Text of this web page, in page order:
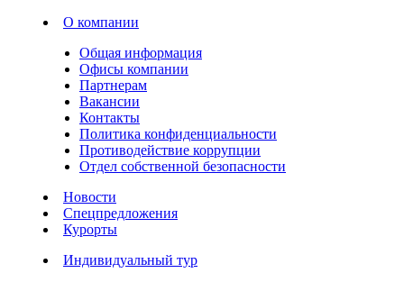
О компании
Общая информация
Офисы компании
Партнерам
Вакансии
Контакты
Политика конфиденциальности
Противодействие коррупции
Отдел собственной безопасности
Новости
Спецпредложения
Курорты
Индивидуальный тур